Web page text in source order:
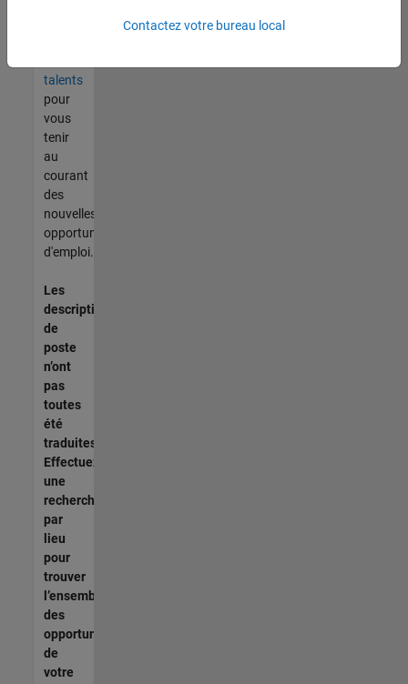
talents
pour
vous
tenir
au
courant
des
nouvelles
opportunités
d'emploi.
Les
descriptions
de
poste
n’ont
pas
toutes
été
traduites.
Effectuez
une
recherche
par
lieu
pour
trouver
l’ensemble
des
opportunités
de
votre
Contactez votre bureau local